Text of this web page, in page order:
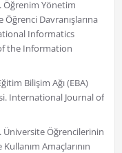
Öğrenim Yönetim
Davranışlarına
Informatics
the Information
Bilişim Ağı (EBA)
International Journal of
Üniversite Öğrencilerinin
Kullanım Amaçlarının